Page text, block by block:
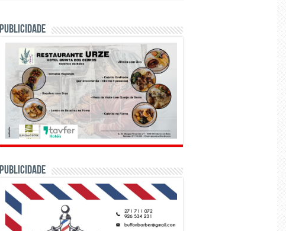
PUBLICIDADE
PUBLICIDADE